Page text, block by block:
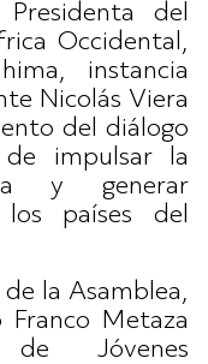
del
Occidental,
instancia
Nicolás Viera
del diálogo
impulsar la
y generar
países del
la Asamblea,
Franco Metaza
Jóvenes